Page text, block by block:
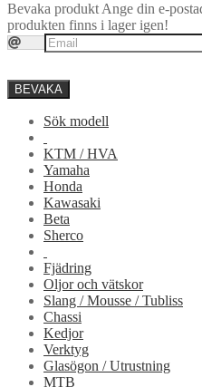
Bevaka produkt Ange din e-
produkten finns i lager igen!
BEVAKA
Sök modell
KTM / HVA
Yamaha
Honda
Kawasaki
Beta
Sherco
Fjädring
Oljor och vätskor
Slang / Mousse / Tubliss
Chassi
Kedjor
Verktyg
Glasögon / Utrustning
MTB